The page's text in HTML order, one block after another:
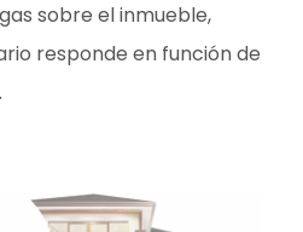
sobre el inmueble,
responde en función de